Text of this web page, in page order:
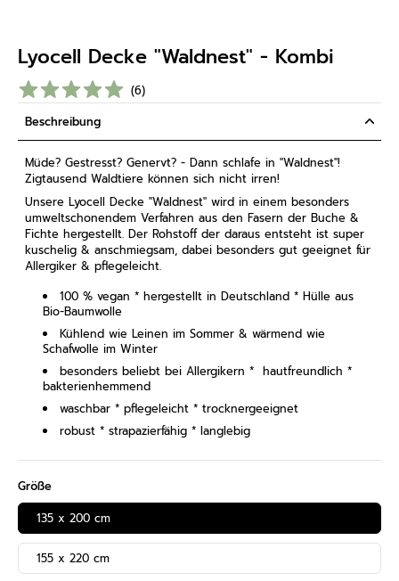
Lyocell Decke "Waldnest" - Kombi
(6)
Beschreibung
Müde? Gestresst? Genervt? - Dann schlafe in "Waldnest"!
Zigtausend Waldtiere können sich nicht irren!
Unsere Lyocell Decke "Waldnest" wird in einem besonders
umweltschonendem Verfahren aus den Fasern der Buche &
Fichte hergestellt. Der Rohstoff der daraus entsteht ist super
kuschelig & anschmiegsam, dabei besonders gut geeignet für
Allergiker & pflegeleicht.
100 % vegan * hergestellt in Deutschland * Hülle aus
Bio-Baumwolle
Kühlend wie Leinen im Sommer & wärmend wie
Schafwolle im Winter
besonders beliebt bei Allergikern * hautfreundlich *
bakterienhemmend
waschbar * pflegeleicht * trocknergeeignet
robust * strapazierfähig * langlebig
Größe
135 x 200 cm
155 x 220 cm